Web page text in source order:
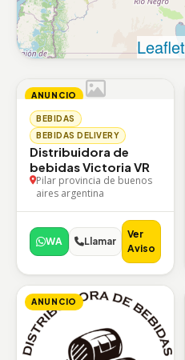
Leaflet
ANUNCIO
BEBIDAS
BEBIDAS DELIVERY
Distribuidora de
bebidas Victoria VR
Pilar provincia de buenos
aires argentina
WA Llamar
Ver
Aviso
ANUNCIO